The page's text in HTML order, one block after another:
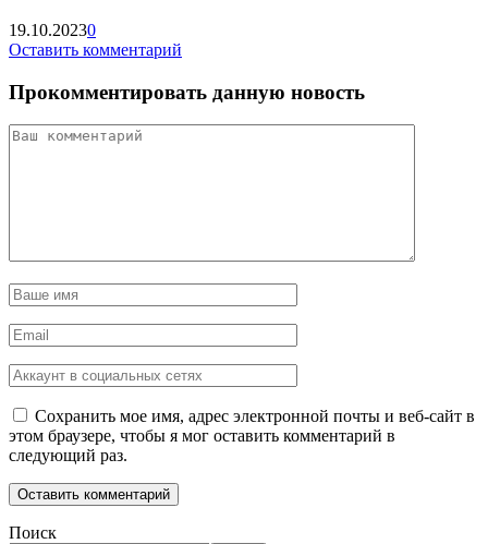
19.10.20230
Оставить комментарий
Прокомментировать данную новость
Сохранить мое имя, адрес электронной почты и веб-сайт в
этом браузере, чтобы я мог оставить комментарий в
следующий раз.
Поиск